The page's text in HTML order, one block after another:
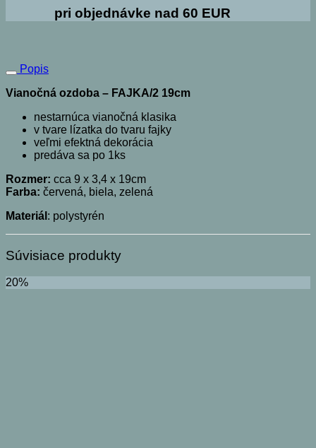
pri objednávke nad 60 EUR
Popis
Vianočná ozdoba – FAJKA/2 19cm
nestarnúca vianočná klasika
v tvare lízatka do tvaru fajky
veľmi efektná dekorácia
predáva sa po 1ks
Rozmer: cca 9 x 3,4 x 19cm
Farba: červená, biela, zelená
Materiál : polystyrén
Súvisiace produkty
20%